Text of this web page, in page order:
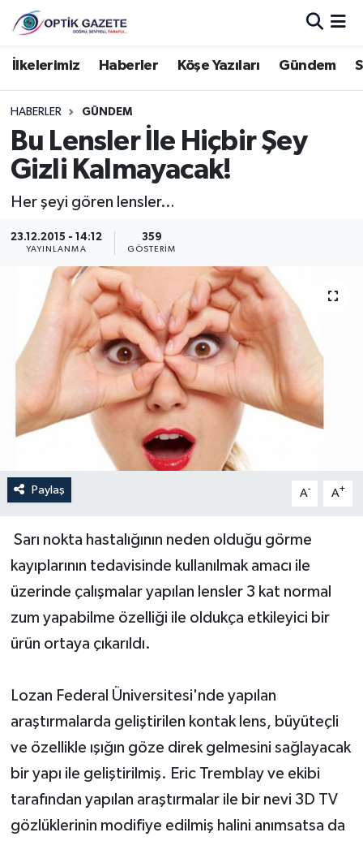
İlkelerimiz Haberler Köşe Yazıları Gündem
HABERLER GÜNDEM
Bu Lensler İle Hiçbir Şey
Gizli Kalmayacak!
Her şeyi gören lensler…
23.12.2015 - 14:12
YAYINLANMA
359
GÖSTERIM
Paylaş A- A+
Sarı nokta hastalığının neden olduğu görme
kayıplarının tedavisinde kullanılmak amacı ile
üzerinde çalışmalar yapılan lensler 3 kat normal
zum yapabilme özelliği ile oldukça etkileyici bir
ürün ortaya çıkarıldı.
Lozan Federal Üniversitesi'nde yapılan
araştırmalarda geliştirilen kontak lens, büyüteçli
ve özellikle ışığın göze direk gelmesini sağlayacak
bir yapı ile geliştirilmiş. Eric Tremblay ve ekibi
tarafından yapılan araştırmalar ile bir nevi 3D TV
gözlüklerinin modifiye edilmiş halini anımsatsa da
Nöbetçi Eczaneler
Hava Durumu
İstanbul Namaz Vakitleri
Tüm Manşetler
Son Dakika Haberleri
Haber Arşivi